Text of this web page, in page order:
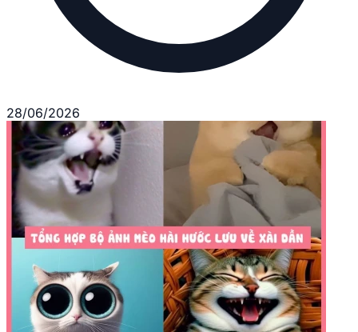
28/06/2026